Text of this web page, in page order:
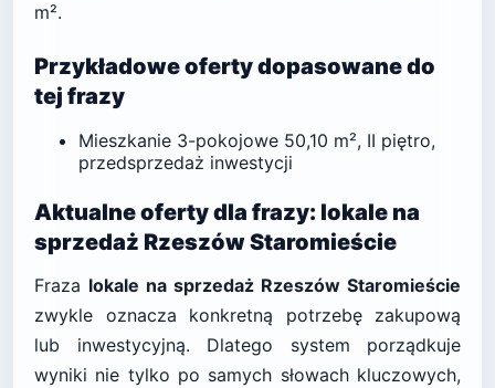
m².
Przykładowe oferty dopasowane do
tej frazy
Mieszkanie 3-pokojowe 50,10 m², II piętro,
przedsprzedaż inwestycji
Aktualne oferty dla frazy: lokale na
sprzedaż Rzeszów Staromieście
Fraza lokale na sprzedaż Rzeszów Staromieście
zwykle oznacza konkretną potrzebę zakupową
lub inwestycyjną. Dlatego system porządkuje
wyniki nie tylko po samych słowach kluczowych,